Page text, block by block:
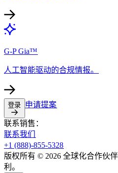
G-P Gia™​​
人工智能驱动的合规情报。​​
登录​​ 申请提案​​
联系销售：​​
联系我们​​
+1 (888)-855-5328​​
版权所有 © 2026 全球化合作伙
利。​​